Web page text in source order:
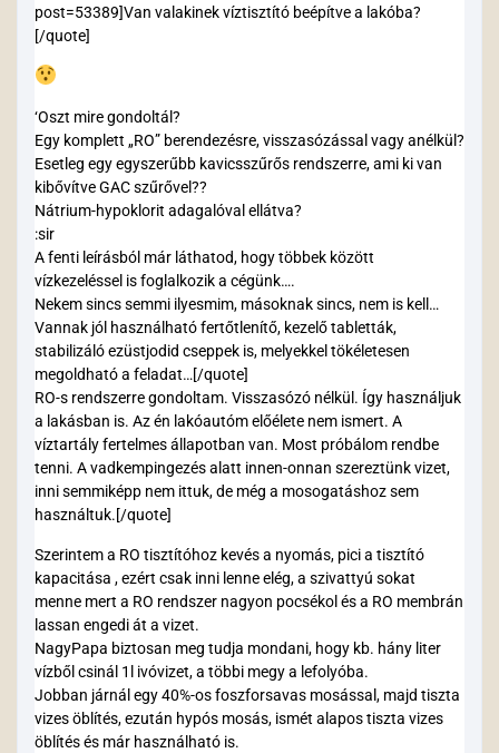
post=53389]Van valakinek víztisztító beépítve a lakóba?
[/quote]
‘Oszt mire gondoltál?
Egy komplett „RO” berendezésre, visszasózással vagy anélkül?
Esetleg egy egyszerűbb kavicsszűrős rendszerre, ami ki van
kibővítve GAC szűrővel??
Nátrium-hypoklorit adagalóval ellátva?
:sir
A fenti leírásból már láthatod, hogy többek között
vízkezeléssel is foglalkozik a cégünk….
Nekem sincs semmi ilyesmim, másoknak sincs, nem is kell…
Vannak jól használható fertőtlenítő, kezelő tabletták,
stabilizáló ezüstjodid cseppek is, melyekkel tökéletesen
megoldható a feladat…[/quote]
RO-s rendszerre gondoltam. Visszasózó nélkül. Így használjuk
a lakásban is. Az én lakóautóm előélete nem ismert. A
víztartály fertelmes állapotban van. Most próbálom rendbe
tenni. A vadkempingezés alatt innen-onnan szereztünk vizet,
inni semmiképp nem ittuk, de még a mosogatáshoz sem
használtuk.[/quote]
Szerintem a RO tisztítóhoz kevés a nyomás, pici a tisztító
kapacitása , ezért csak inni lenne elég, a szivattyú sokat
menne mert a RO rendszer nagyon pocsékol és a RO membrán
lassan engedi át a vizet.
NagyPapa biztosan meg tudja mondani, hogy kb. hány liter
vízből csinál 1l ivóvizet, a többi megy a lefolyóba.
Jobban járnál egy 40%-os foszforsavas mosással, majd tiszta
vizes öblítés, ezután hypós mosás, ismét alapos tiszta vizes
öblítés és már használható is.